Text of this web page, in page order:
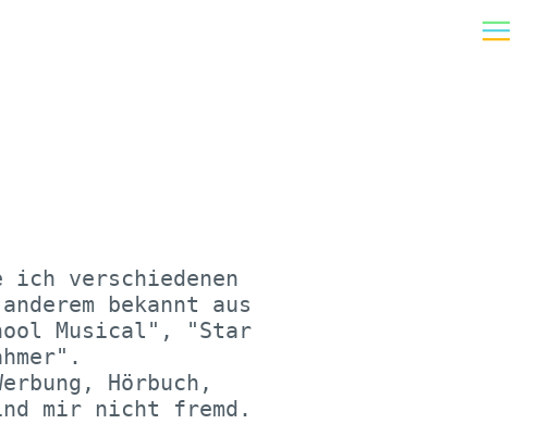
verschiedenen
bekannt aus
Musical", "Star
Hörbuch,
mir nicht fremd.